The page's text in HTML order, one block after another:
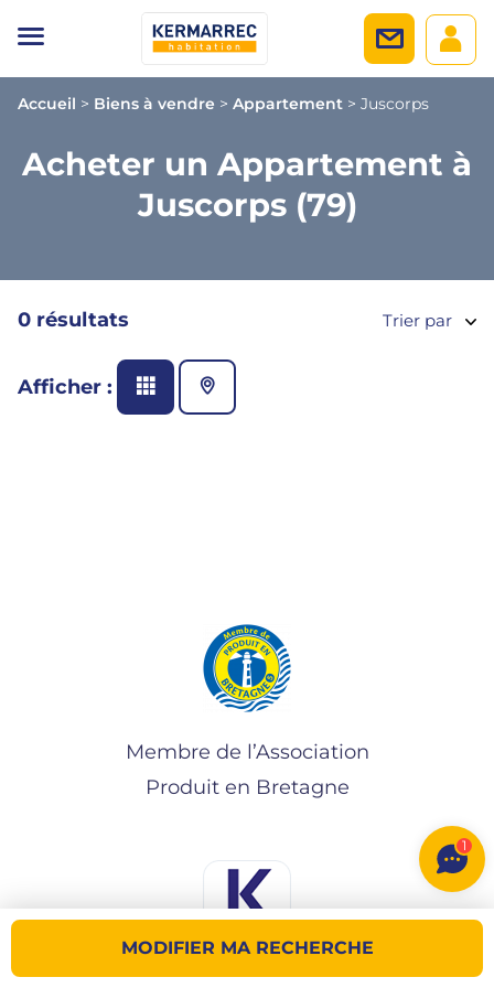
Accueil > Biens à vendre > Appartement > Juscorps
Acheter un Appartement à
Juscorps (79)
MODIFIER MA RECHERCHE
0 résultats Trier par
Afficher :
Membre de l’Association
Produit en Bretagne
1